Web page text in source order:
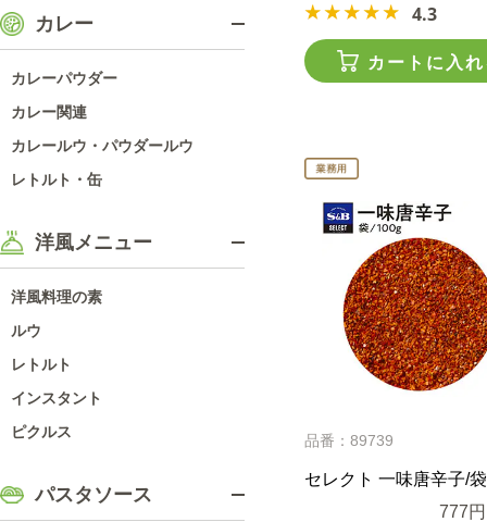
カレー
カレーパウダー
カレー関連
カレールウ・パウダールウ
レトルト・缶
洋風メニュー
洋風料理の素
ルウ
レトルト
インスタント
ピクルス
パスタソース
4.3
カートに入
品番：89739
セレクト 一味唐辛子/
777円